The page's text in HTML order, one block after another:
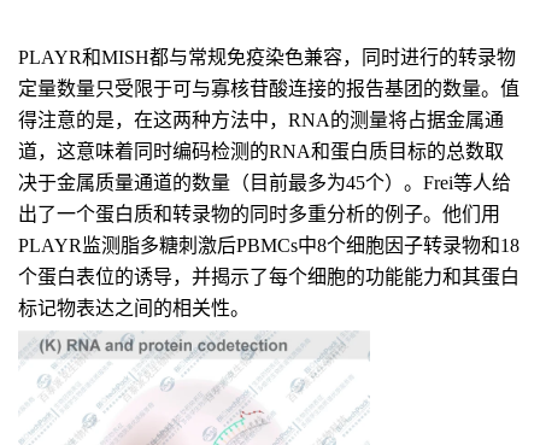
PLAYR和MISH都与常规免疫染色兼容，同时进行的转录物
定量数量只受限于可与寡核苷酸连接的报告基团的数量。值
得注意的是，在这两种方法中，RNA的测量将占据金属通
道，这意味着同时编码检测的RNA和蛋白质目标的总数取
决于金属质量通道的数量（目前最多为45个）。Frei等人给
出了一个蛋白质和转录物的同时多重分析的例子。他们用
PLAYR监测脂多糖刺激后PBMCs中8个细胞因子转录物和18
个蛋白表位的诱导，并揭示了每个细胞的功能能力和其蛋白
标记物表达之间的相关性。